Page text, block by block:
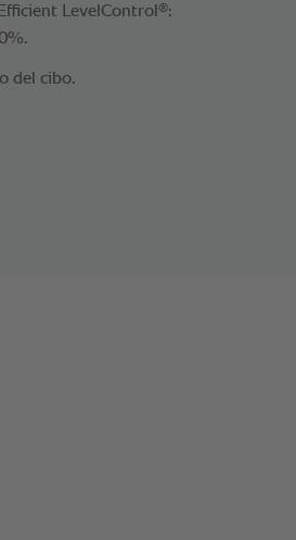
LevelControl ®:
del cibo.